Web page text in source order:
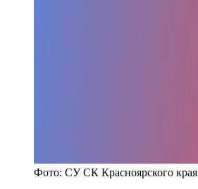
Фото: СУ СК Красноярского края